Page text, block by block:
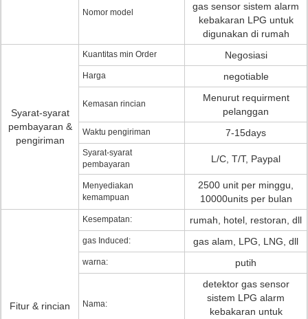
Nomor model
gas sensor sistem alarm
kebakaran LPG untuk
digunakan di rumah
Syarat-syarat
pembayaran &
pengiriman
Kuantitas min Order Negosiasi
Harga negotiable
Kemasan rincian
Menurut requirment
pelanggan
Waktu pengiriman 7-15days
Syarat-syarat
pembayaran
L/C, T/T, Paypal
Menyediakan
kemampuan
2500 unit per minggu,
10000units per bulan
Fitur & rincian
Kesempatan: rumah, hotel, restoran, dll
gas Induced: gas alam, LPG, LNG, dll
warna: putih
Nama:
detektor gas sensor
sistem LPG alarm
kebakaran untuk